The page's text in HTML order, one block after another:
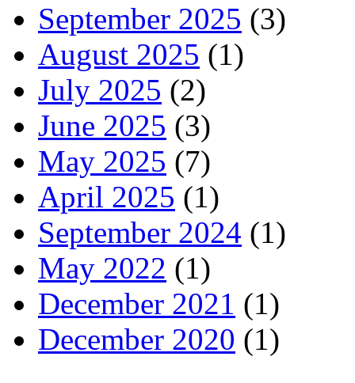
September 2025 (3)
August 2025 (1)
July 2025 (2)
June 2025 (3)
May 2025 (7)
April 2025 (1)
September 2024 (1)
May 2022 (1)
December 2021 (1)
December 2020 (1)